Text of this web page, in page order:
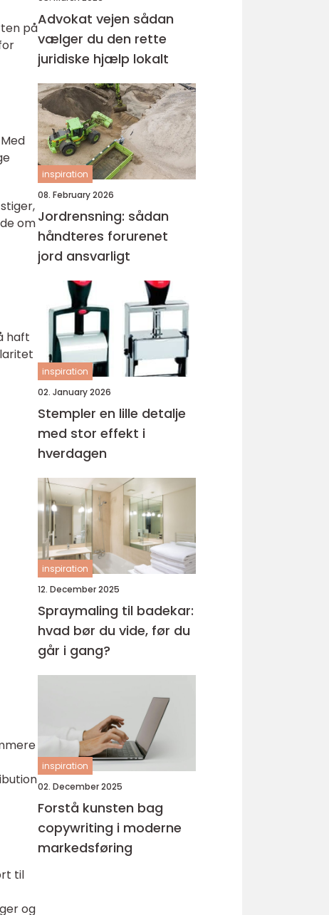
på
om
haft
til
og
Advokat vejen sådan
vælger du den rette
juridiske hjælp lokalt
inspiration
08. February 2026
Jordrensning: sådan
håndteres forurenet
jord ansvarligt
inspiration
02. January 2026
Stempler en lille detalje
med stor effekt i
hverdagen
inspiration
12. December 2025
Spraymaling til badekar:
hvad bør du vide, før du
går i gang?
inspiration
02. December 2025
Forstå kunsten bag
copywriting i moderne
markedsføring